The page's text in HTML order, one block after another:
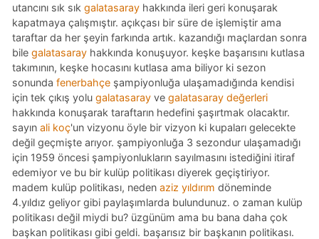
utancını sık sık galatasaray hakkında ileri geri konuşarak
kapatmaya çalışmıştır. açıkçası bir süre de işlemiştir ama
taraftar da her şeyin farkında artık. kazandığı maçlardan sonra
bile galatasaray hakkında konuşuyor. keşke başarısını kutlasa
takımının, keşke hocasını kutlasa ama biliyor ki sezon
sonunda fenerbahçe şampiyonluğa ulaşamadığında kendisi
için tek çıkış yolu galatasaray ve galatasaray değerleri
hakkında konuşarak taraftarın hedefini şaşırtmak olacaktır.
sayın ali koç'un vizyonu öyle bir vizyon ki kupaları gelecekte
değil geçmişte arıyor. şampiyonluğa 3 sezondur ulaşamadığı
için 1959 öncesi şampiyonlukların sayılmasını istediğini itiraf
edemiyor ve bu bir kulüp politikası diyerek geçiştiriyor.
madem kulüp politikası, neden aziz yıldırım döneminde
4.yıldız geliyor gibi paylaşımlarda bulundunuz. o zaman kulüp
politikası değil miydi bu? üzgünüm ama bu bana daha çok
başkan politikası gibi geldi. başarısız bir başkanın politikası.